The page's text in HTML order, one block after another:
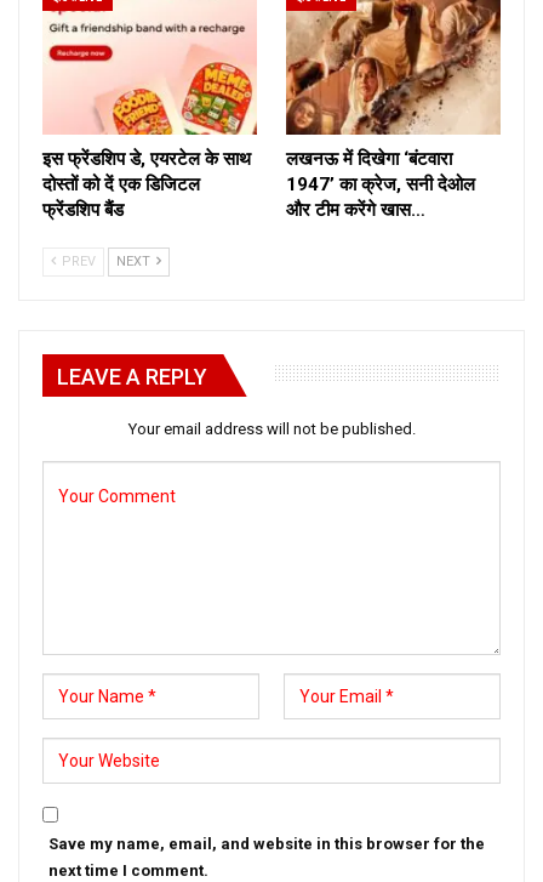
इस फ्रेंडशिप डे, एयरटेल के साथ
दोस्तों को दें एक डिजिटल
फ्रेंडशिप बैंड
लखनऊ में दिखेगा ‘बंटवारा
1947’ का क्रेज, सनी देओल
और टीम करेंगे खास…
PREV NEXT
LEAVE A REPLY
Your email address will not be published.
Save my name, email, and website in this browser for the
next time I comment.